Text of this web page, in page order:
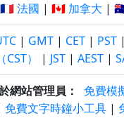
🇫🇷 法國 | 🇨🇦 加拿大 |
| GMT | CET | PST |
） | JST | AEST |
網站管理員： 免費模
免費文字時鐘小工具 |